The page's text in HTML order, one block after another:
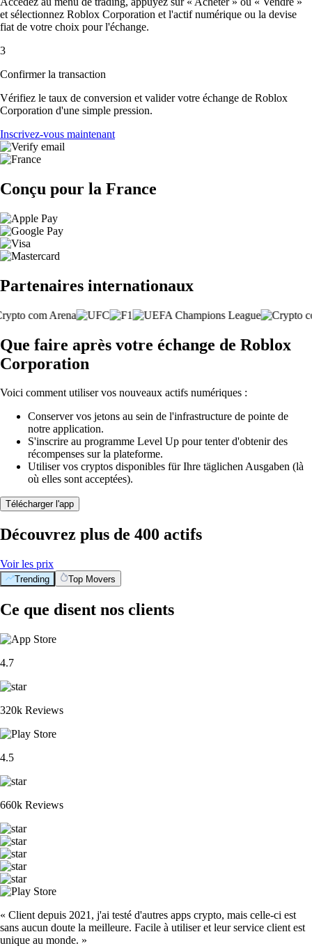
et sélectionnez Roblox Corporation et l'actif numérique ou la devise
fiat de votre choix pour l'échange.
3
Confirmer la transaction
Vérifiez le taux de conversion et valider votre échange de Roblox
Corporation d'une simple pression.
Inscrivez-vous maintenant
Conçu pour la France
Partenaires internationaux
Que faire après votre échange de Roblox
Corporation
Voici comment utiliser vos nouveaux actifs numériques :
Conserver vos jetons au sein de l'infrastructure de pointe de
notre application.
S'inscrire au programme Level Up pour tenter d'obtenir des
récompenses sur la plateforme.
Utiliser vos cryptos disponibles für Ihre täglichen Ausgaben (là
où elles sont acceptées).
Télécharger l'app
Découvrez plus de 400 actifs
Voir les prix
Trending Top Movers
Ce que disent nos clients
4.7
320k Reviews
4.5
660k Reviews
« Client depuis 2021, j'ai testé d'autres apps crypto, mais celle-ci est
sans aucun doute la meilleure. Facile à utiliser et leur service client est
unique au monde. »